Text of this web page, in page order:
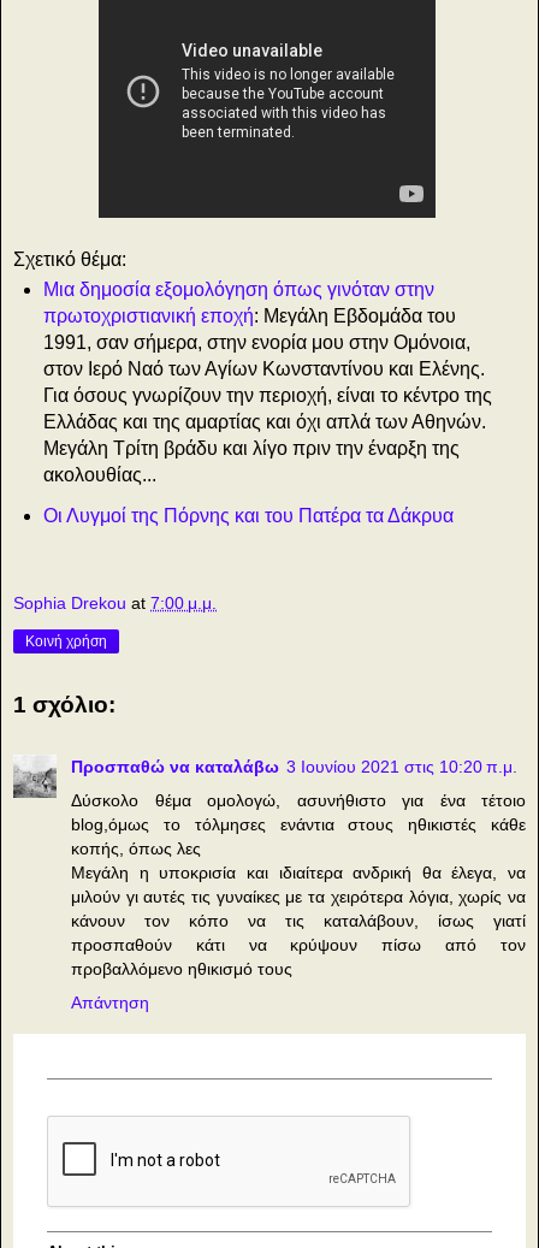
Σχετικό θέμα:
Μια δημοσία εξομολόγηση όπως γινόταν στην
πρωτοχριστιανική εποχή: Μεγάλη Εβδομάδα του
1991, σαν σήμερα, στην ενορία μου στην Ομόνοια,
στον Ιερό Ναό των Αγίων Κωνσταντίνου και Ελένης.
Για όσους γνωρίζουν την περιοχή, είναι το κέντρο της
Ελλάδας και της αμαρτίας και όχι απλά των Αθηνών.
Μεγάλη Τρίτη βράδυ και λίγο πριν την έναρξη της
ακολουθίας...
Οι Λυγμοί της Πόρνης και του Πατέρα τα Δάκρυα
Sophia Drekou at 7:00 μ.μ.
Κοινή χρήση
1 σχόλιο:
Προσπαθώ να καταλάβω 3 Ιουνίου 2021 στις 10:20 π.μ.
Δύσκολο θέμα ομολογώ, ασυνήθιστο για ένα τέτοιο
blog,όμως το τόλμησες ενάντια στους ηθικιστές κάθε
κοπής, όπως λες
Μεγάλη η υποκρισία και ιδιαίτερα ανδρική θα έλεγα, να
μιλούν γι αυτές τις γυναίκες με τα χειρότερα λόγια, χωρίς να
κάνουν τον κόπο να τις καταλάβουν, ίσως γιατί
προσπαθούν κάτι να κρύψουν πίσω από τον
προβαλλόμενο ηθικισμό τους
Απάντηση